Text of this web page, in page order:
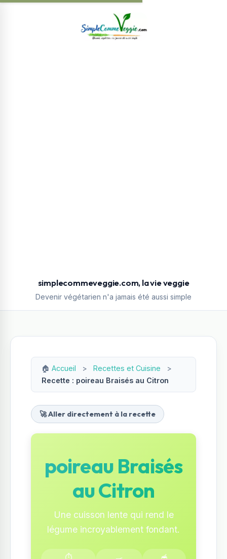
simplecommeveggie.com, la vie veggie
Devenir végétarien n'a jamais été aussi simple
🏠 Accueil > Recettes et Cuisine
>
Recette : poireau Braisés au Citron
🚀 Aller directement à la recette
poireau Braisés
au Citron
Une cuisson lente qui rend le
légume incroyablement fondant.
⏱️
🍳
🥣